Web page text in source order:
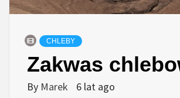
CHLEBY
Zakwas
By Marek 6 lat ago